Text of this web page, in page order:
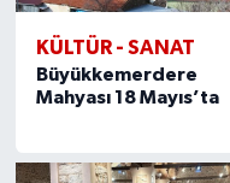
KÜLTÜR - SANAT
Büyükkemerdere
Mahyası 18 Mayıs’ta